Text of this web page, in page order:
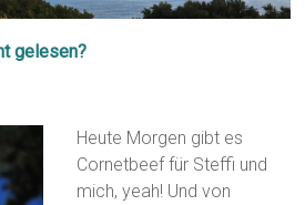
gelesen?
Heute Morgen gibt es
Cornetbeef für Steffi und
mich, yeah! Und von